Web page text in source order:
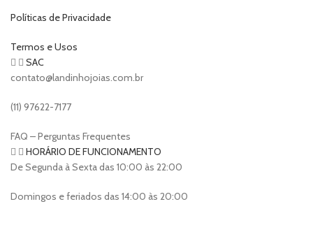
Políticas de Privacidade
Termos e Usos
SAC
contato@landinhojoias.com.br
(11) 97622-7177
FAQ – Perguntas Frequentes
HORÁRIO DE FUNCIONAMENTO
De Segunda à Sexta das 10:00 às 22:00
Domingos e feriados das 14:00 às 20:00